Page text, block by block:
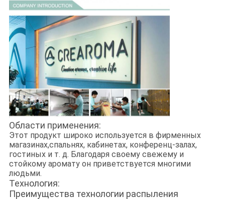
Области применения:
Этот продукт широко используется в фирменных
магазинах,спальнях, кабинетах, конференц-залах,
гостиных и т. д. Благодаря своему свежему и
стойкому аромату он приветствуется многими
людьми.
Технология:
Преимущества технологии распыления